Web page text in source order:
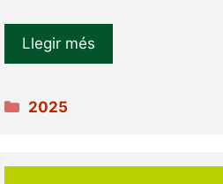
Llegir més
Categories
2025